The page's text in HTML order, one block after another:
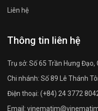
Liên hệ
Thông tin liên hệ
Trụ sở: Số 65 Trần Hưng Đạo,
Chi nhánh: Số 89 Lê Thánh
Điện thoại: (+84) 24 3772
Email: